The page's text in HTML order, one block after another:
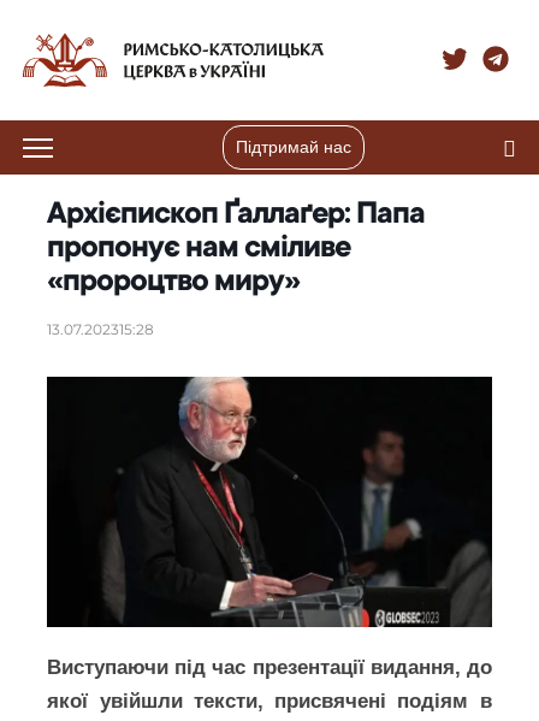
Підтримай нас
Архієпископ Ґаллаґер: Папа
пропонує нам сміливе
«пророцтво миру»
13.07.202315:28
Виступаючи під час презентації видання, до
якої увійшли тексти, присвячені подіям в